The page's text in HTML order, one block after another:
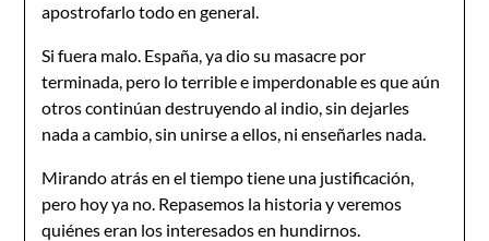
apostrofarlo todo en general.
Si fuera malo. España, ya dio su masacre por
terminada, pero lo terrible e imperdonable es que aún
otros continúan destruyendo al indio, sin dejarles
nada a cambio, sin unirse a ellos, ni enseñarles nada.
Mirando atrás en el tiempo tiene una justificación,
pero hoy ya no. Repasemos la historia y veremos
quiénes eran los interesados en hundirnos.